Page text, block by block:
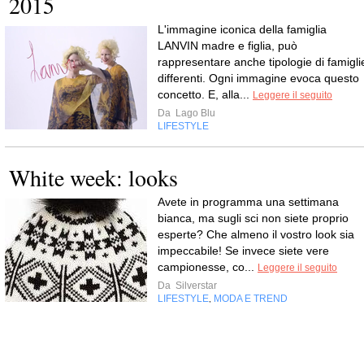
L'immagine iconica della famiglia
LANVIN madre e figlia, può
rappresentare anche tipologie di
differenti. Ogni immagine evoca questo
concetto. E, alla...
Leggere il seguito
Da Lago Blu
LIFESTYLE
White week: looks
Avete in programma una settimana
bianca, ma sugli sci non siete proprio
esperte? Che almeno il vostro look sia
impeccabile! Se invece siete vere
campionesse, co...
Leggere il seguito
Da Silverstar
LIFESTYLE MODA E TREND